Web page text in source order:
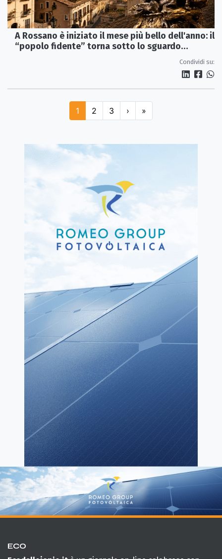
A Rossano è iniziato il mese più bello dell'anno: il
“popolo fidente” torna sotto lo sguardo
Condividi su:
1 2 3 › »
ECO